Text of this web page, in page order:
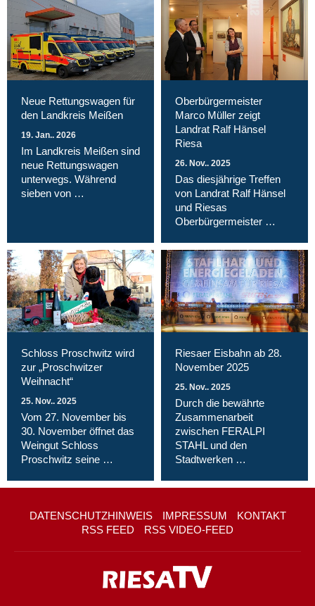
Neue Rettungswagen für
den Landkreis Meißen
19. Jan.. 2026
Im Landkreis Meißen sind
neue Rettungswagen
unterwegs. Während
sieben von …
Oberbürgermeister
Marco Müller zeigt
Landrat Ralf Hänsel
Riesa
26. Nov.. 2025
Das diesjährige Treffen
von Landrat Ralf Hänsel
und Riesas
Oberbürgermeister …
Schloss Proschwitz wird
zur „Proschwitzer
Weihnacht“
25. Nov.. 2025
Vom 27. November bis
30. November öffnet das
Weingut Schloss
Proschwitz seine …
Riesaer Eisbahn ab 28.
November 2025
25. Nov.. 2025
Durch die bewährte
Zusammenarbeit
zwischen FERALPI
STAHL und den
Stadtwerken …
DATENSCHUTZHINWEIS IMPRESSUM
KONTAKT
RSS FEED
RSS VIDEO-FEED